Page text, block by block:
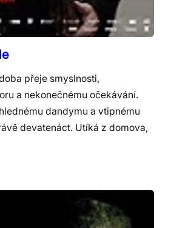
přeje smyslnosti,
a nekonečnému očekávání.
dandymu a vtipnému
devatenáct. Utíká z domova,